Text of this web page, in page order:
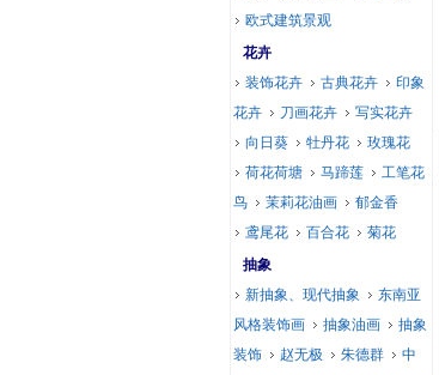
欧式建筑景观
花卉
装饰花卉
古典花卉
印象
花卉
刀画花卉
写实花卉
向日葵
牡丹花
玫瑰花
荷花荷塘
马蹄莲
工笔花
鸟
茉莉花油画
郁金香
鸢尾花
百合花
菊花
抽象
新抽象、现代抽象
东南亚
风格装饰画
抽象油画
抽象
装饰
赵无极 朱德群
中